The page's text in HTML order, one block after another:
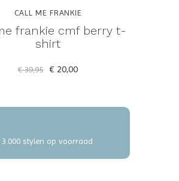
CALL ME FRANKIE
frankie cmf berry t-
shirt
€ 39,95 € 20,00
stylen op voorraad